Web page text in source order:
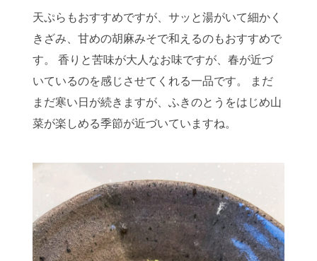
天ぷらもおすすめですが、サッと湯がいて細かく
きざみ、甘めの胡麻みそで和えるのもおすすめで
す。 香りと苦味が大人なお味ですが、春が近づ
いているのを感じさせてくれる一品です。 まだ
まだ寒い日が続きますが、ふきのとうをはじめ山
菜が楽しめる季節が近づいていますね。